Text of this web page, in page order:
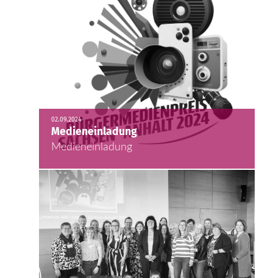
02.09.2024
Medieneinladung
Medieneinladung